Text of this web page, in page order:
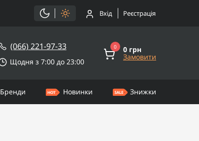
Вхід Реєстрація
(066) 221-97-33
Щодня з 7:00 до 23:00
0 0 грн
Замовити
Бренди Новинки Знижки